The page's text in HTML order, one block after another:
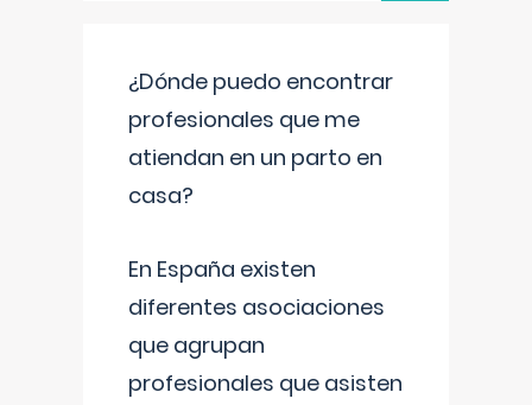
¿Dónde puedo encontrar
profesionales que me
atiendan en un parto en
casa?
En España existen
diferentes asociaciones
que agrupan
profesionales que asisten